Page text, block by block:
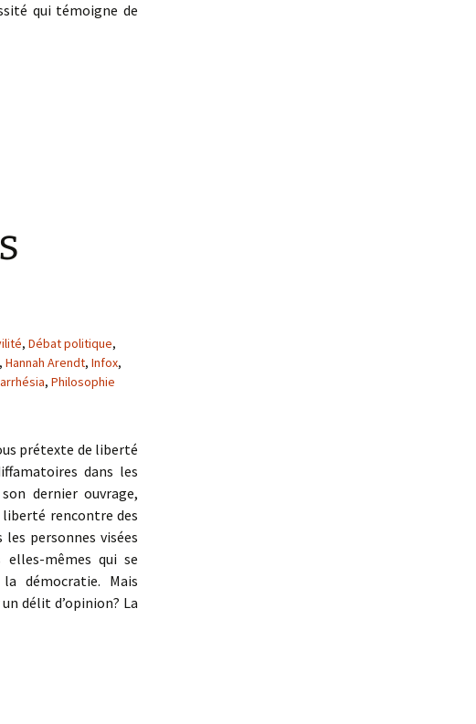
qui témoigne de
sociétales
, Débat politique,
, Hannah Arendt, Infox,
, Philosophie
prétexte de liberté
dans les
dernier ouvrage,
liberté rencontre des
personnes visées
mêmes qui se
démocratie. Mais
délit d’opinion? La
public ?